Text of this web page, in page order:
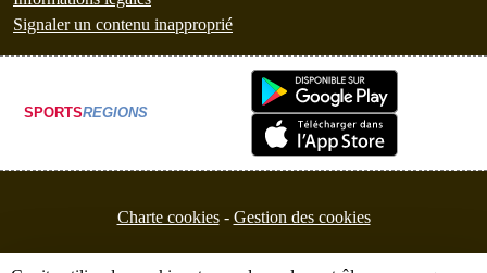
Signaler un contenu inapproprié
SPORTSREGIONS
Charte cookies Gestion des cookies